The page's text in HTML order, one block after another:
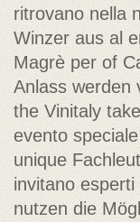
ritrovano nella
Winzer aus al
Magrè per of
Anlass werden
the Vinitaly
evento
unique
invitano
nutzen die